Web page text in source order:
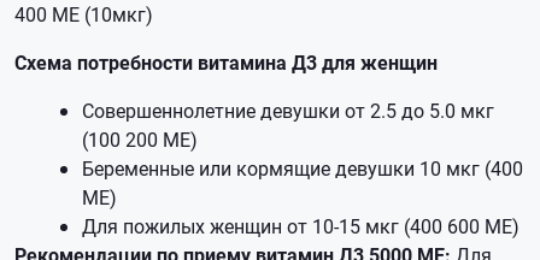
400 МЕ (10мкг)
Схема потребности витамина Д3 для женщин
Совершеннолетние девушки от 2.5 до 5.0 мкг
(100 200 МЕ)
Беременные или кормящие девушки 10 мкг (400
МЕ)
Для пожилых женщин от 10-15 мкг (400 600 МЕ)
Рекомендации по приему витамин Д3 5000 ME: Для